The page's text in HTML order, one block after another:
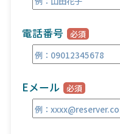
電話番号
Eメール